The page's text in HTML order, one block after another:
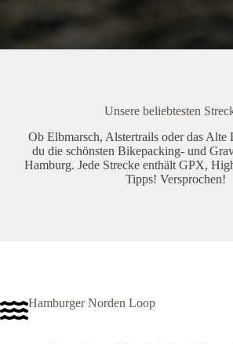
Unsere beliebtesten
Ob Elbmarsch, Alstertrails oder das Alte
du die schönsten Bikepacking- und
Hamburg. Jede Strecke enthält GPX,
Tipps! Versprochen!
Hamburger Norden Loop